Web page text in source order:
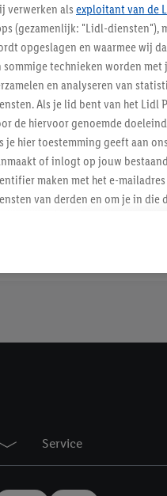
Service
verwerken als exploitant van de
(gezamenlijk: "Lidl-diensten"),
opgeslagen en waarmee wij
sommige technieken worden
en analyseren van
Als je lid bent van het Lidl
de hiervoor genoemde
je hier toestemming geeft aan
of inlogt op jouw
maken met het e-
van derden en om je in die
je hiervoor toestemming geeft,
interesse hebt getoond
het niet te kopen). De
diensten worden
en met eventuele
"Aanpassen" kun je
je instemt.
te klikken op "Weigeren",
op "Akkoord" te klikken,
over de opslagperiode van